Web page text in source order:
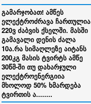
გამარჯობათ! ამწეს
ელექტროძრავა ჩართულია
220ვ ძაბვის ქსელში. მასში
გამავალი დენის ძალა
10ა.რა სიმაღლეზე აიტანს
200კგ მასის ტვირტს ამწე
30წმ-ში თუ დახარჯული
ელექტროენერგიია
მხოლოდ 50% ხმარდება
ტვირთის ა........